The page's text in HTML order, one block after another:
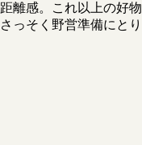
離感。これ以上の好物
っそく野営準備にとり